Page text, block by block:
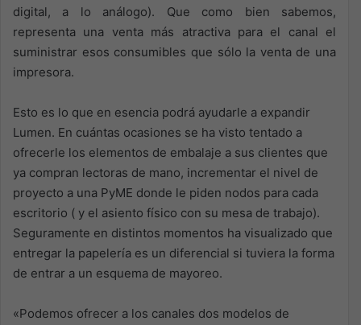
digital, a lo análogo). Que como bien sabemos,
representa una venta más atractiva para el canal el
suministrar esos consumibles que sólo la venta de una
impresora.
Esto es lo que en esencia podrá ayudarle a expandir
Lumen. En cuántas ocasiones se ha visto tentado a
ofrecerle los elementos de embalaje a sus clientes que
ya compran lectoras de mano, incrementar el nivel de
proyecto a una PyME donde le piden nodos para cada
escritorio ( y el asiento físico con su mesa de trabajo).
Seguramente en distintos momentos ha visualizado que
entregar la papelería es un diferencial si tuviera la forma
de entrar a un esquema de mayoreo.
«Podemos ofrecer a los canales dos modelos de